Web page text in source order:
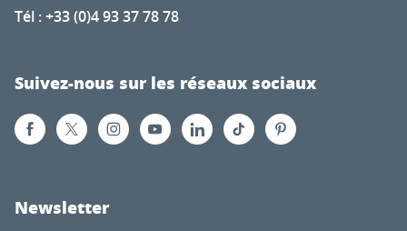
Tél : +33 (0)4 93 37 78 78
Suivez-nous sur les réseaux sociaux
Newsletter